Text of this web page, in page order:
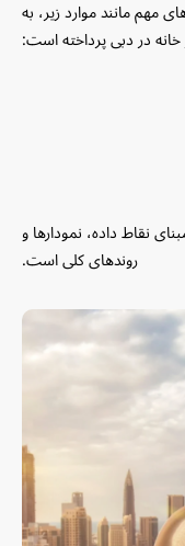
مهم مانند موارد زیر، به
در دبی پرداخته است:
نقاط داده، نمودارها و
روندهای کلی است.